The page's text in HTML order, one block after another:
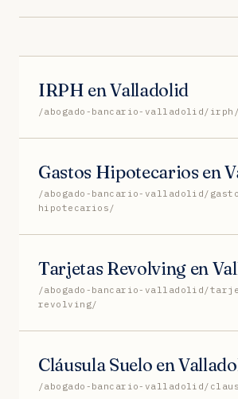
IRPH en Valladolid
/abogado-bancario-valladolid/irph/
Gastos Hipotecarios en
/abogado-bancario-valladolid/
hipotecarios/
Tarjetas Revolving en
/abogado-bancario-valladolid/
revolving/
Cláusula Suelo en
/abogado-bancario-valladolid/